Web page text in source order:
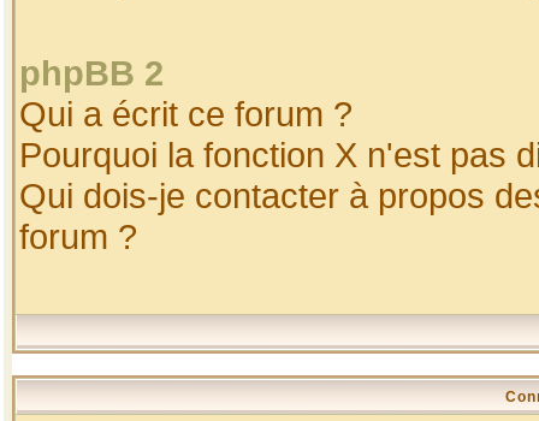
phpBB 2
Qui a écrit ce forum ?
Pourquoi la fonction X n'est pas
Qui dois-je contacter à propos
forum ?